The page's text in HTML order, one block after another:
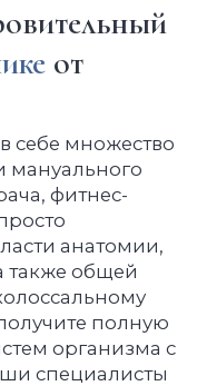
от
себе множество
мануального
фитнес-
анатомии,
также общей
полную
организма с
специалисты